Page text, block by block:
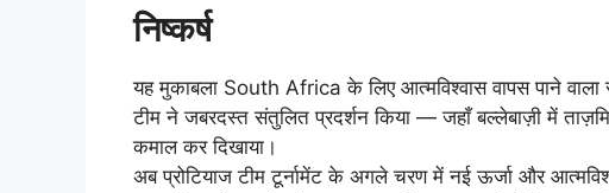
निष्कर्ष
यह मुकाबला South Africa के लिए आत्मविश्वास वापस पाने
टीम ने जबरदस्त संतुलित प्रदर्शन किया — जहाँ बल्लेबाज़ी में
कमाल कर दिखाया।
अब प्रोटियाज टीम टूर्नामेंट के अगले चरण में नई ऊर्जा और